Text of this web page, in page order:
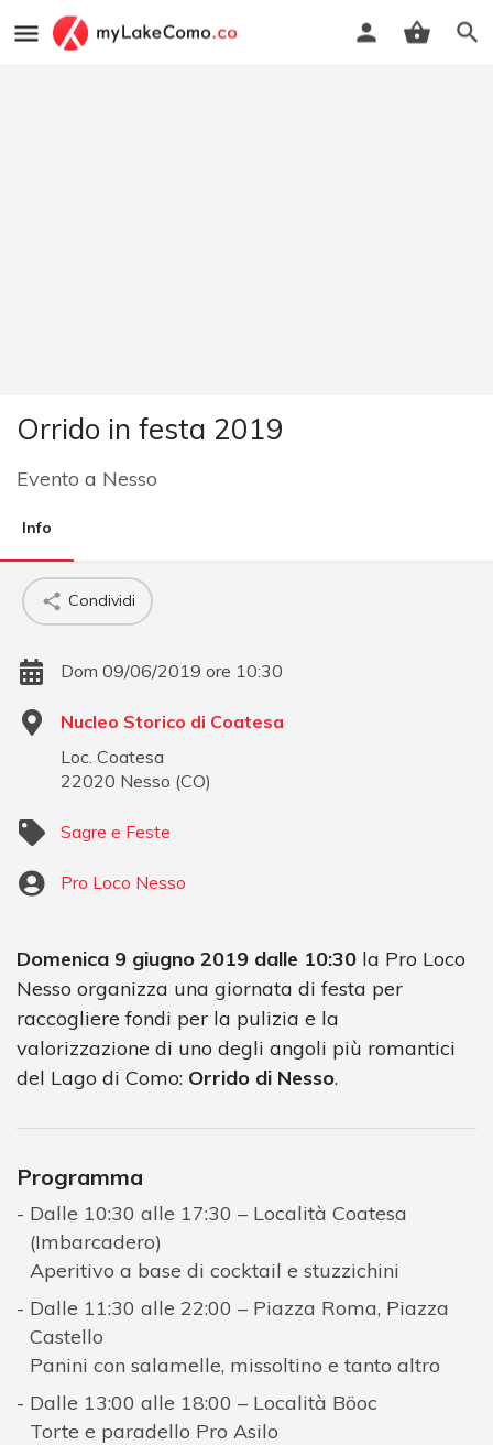
Orrido in festa 2019
Evento a Nesso
Info
Condividi
Dom 09/06/2019 ore 10:30
Nucleo Storico di Coatesa
Loc. Coatesa
22020 Nesso (CO)
Sagre e Feste
Pro Loco Nesso
Domenica 9 giugno 2019 dalle 10:30 la Pro Loco
Nesso organizza una giornata di festa per
raccogliere fondi per la pulizia e la
valorizzazione di uno degli angoli più romantici
del Lago di Como: Orrido di Nesso.
Programma
Dalle 10:30 alle 17:30 – Località Coatesa
(Imbarcadero)
Aperitivo a base di cocktail e stuzzichini
Dalle 11:30 alle 22:00 – Piazza Roma, Piazza
Castello
Panini con salamelle, missoltino e tanto altro
Dalle 13:00 alle 18:00 – Località Böoc
Torte e paradello Pro Asilo